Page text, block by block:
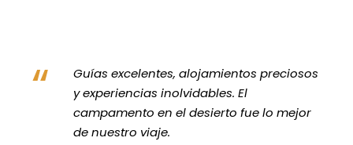
“
Guías excelentes, alojamientos preciosos
y experiencias inolvidables. El
campamento en el desierto fue lo mejor
de nuestro viaje.